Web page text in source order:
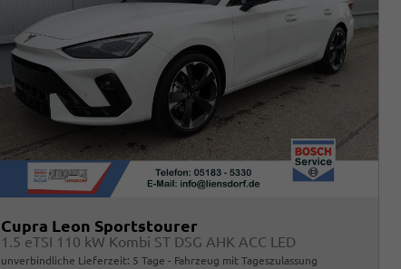
Cupra Leon Sportstourer
1.5 eTSI 110 kW Kombi ST DSG AHK ACC LED
unverbindliche Lieferzeit: 5 Tage Fahrzeug mit Tageszulassung